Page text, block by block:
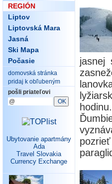
REGIÓN
Liptov
Liptovská Mara
Jasná
Ski Mapa
Počasie
domovská stránka
pridaj k obľubeným
pošli priateľovi
Ubytovanie apartmány
Ada
Travel Slovakia
Currency Exchange
jasnej